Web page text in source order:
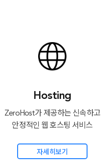
Hosting
ZeroHost가 제공하는 신속하고
안정적인 웹 호스팅 서비스
자세히보기